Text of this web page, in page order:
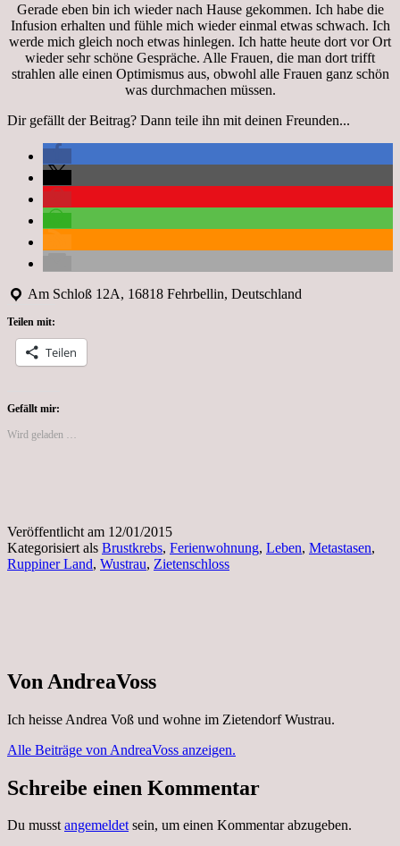
Gerade eben bin ich wieder nach Hause gekommen. Ich habe die
Infusion erhalten und fühle mich wieder einmal etwas schwach. Ich
werde mich gleich noch etwas hinlegen. Ich hatte heute dort vor Ort
wieder sehr schöne Gespräche. Alle Frauen, die man dort trifft
strahlen alle einen Optimismus aus, obwohl alle Frauen ganz schön
was durchmachen müssen.
Dir gefällt der Beitrag? Dann teile ihn mit deinen Freunden...
Am Schloß 12A, 16818 Fehrbellin, Deutschland
Teilen mit:
Teilen
Gefällt mir:
Wird geladen …
Veröffentlicht am 12/01/2015
Kategorisiert als Brustkrebs, Ferienwohnung, Leben, Metastasen,
Ruppiner Land, Wustrau, Zietenschloss
Von AndreaVoss
Ich heisse Andrea Voß und wohne im Zietendorf Wustrau.
Alle Beiträge von AndreaVoss anzeigen.
Schreibe einen Kommentar
Du musstangemeldetsein, um einen Kommentar abzugeben.